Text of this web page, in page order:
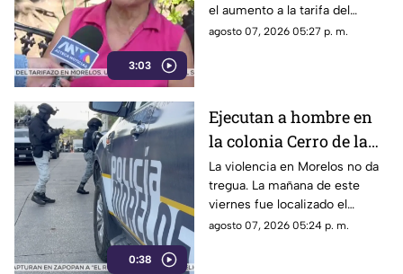
3:03
el aumento a la tarifa del
transporte público. Un mes,
al interior de las unidades.
agosto 07, 2026 05:27 p. m.
0:38
Ejecutan a hombre en
la colonia Cerro de la
Corona
La violencia en Morelos no da
tregua. La mañana de este
viernes fue localizado el
cuerpo de un hombre con
agosto 07, 2026 05:24 p. m.